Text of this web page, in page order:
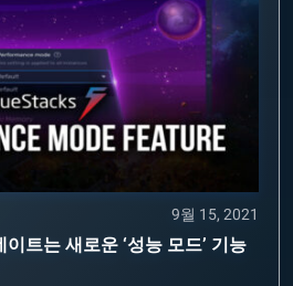
9월 15, 2021
트는 새로운 ‘성능 모드’ 기능